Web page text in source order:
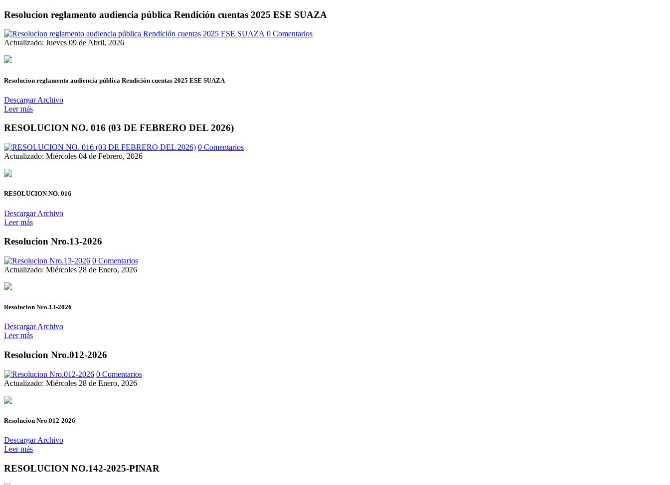
Resolucion reglamento audiencia pública Rendición cuentas 2025 ESE SUAZA
0 Comentarios
Actualizado: Jueves 09 de Abril, 2026
Resolucion reglamento audiencia pública Rendición cuentas 2025 ESE SUAZA
Descargar Archivo
Leer más
RESOLUCION NO. 016 (03 DE FEBRERO DEL 2026)
0 Comentarios
Actualizado: Miércoles 04 de Febrero, 2026
RESOLUCION NO. 016
Descargar Archivo
Leer más
Resolucion Nro.13-2026
0 Comentarios
Actualizado: Miércoles 28 de Enero, 2026
Resolucion Nro.13-2026
Descargar Archivo
Leer más
Resolucion Nro.012-2026
0 Comentarios
Actualizado: Miércoles 28 de Enero, 2026
Resolucion Nro.012-2026
Descargar Archivo
Leer más
RESOLUCION NO.142-2025-PINAR